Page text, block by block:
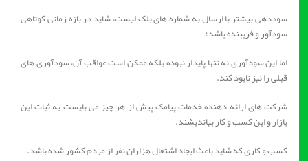
سوددهی بیشتر با ارسال به شماره های بلک لیست، شاید در بازه زمانی کوتاهی
سودآور و فریبنده باشد؛
اما این سودآوری نه تنها پایدار نبوده بلکه ممکن است عواقب آن، سودآوری های
قبلی را نیز نابود کند.
شرکت های ارائه دهنده خدمات پیامک پیش از هر چیز می بایست به ثبات این
بازار و این کسب و کار بیاندیشند.
کسب و کاری که شاید باعث ایجاد اشتغال هزاران نفر از مردم کشور شده باشد.